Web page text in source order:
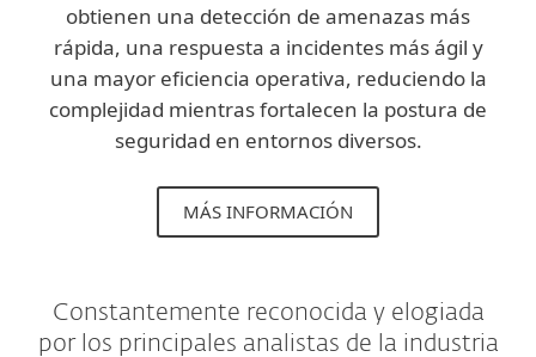
obtienen una detección de amenazas más
rápida, una respuesta a incidentes más ágil y
una mayor eficiencia operativa, reduciendo la
complejidad mientras fortalecen la postura de
seguridad en entornos diversos.
MÁS INFORMACIÓN
Constantemente reconocida y elogiada
por los principales analistas de la industria